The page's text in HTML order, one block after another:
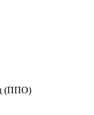
(ППО)